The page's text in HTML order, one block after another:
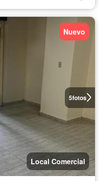
5fotos
Nuevo
Local Comercial